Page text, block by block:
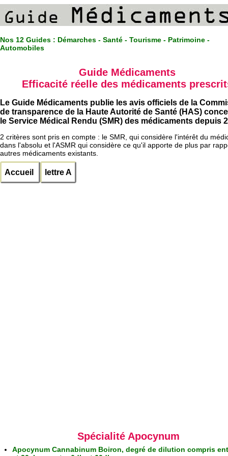
Nos 12 Guides : Démarches - Santé - Tourisme - Patrimoine -
Automobiles
Guide Médicaments
Efficacité réelle des médicaments
Le Guide Médicaments publie les avis officiels de la
de transparence de la Haute Autorité de Santé (HAS)
le Service Médical Rendu (SMR) des médicaments depuis
2 critères sont pris en compte : le SMR, qui considère l'intérêt du
dans l'absolu et l'ASMR qui considère ce qu'il apporte de plus par
autres médicaments existants.
Accueil lettre A
Spécialité Apocynum
Apocynum Cannabinum Boiron, degré de dilution compris